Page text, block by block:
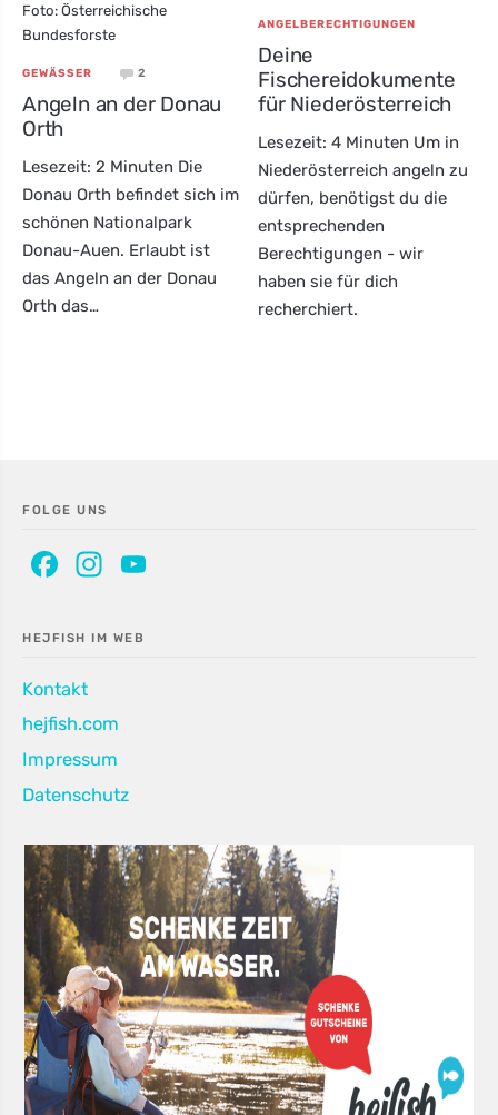
Foto: Österreichische
Bundesforste
GEWÄSSER 2
Angeln an der Donau
Orth
Lesezeit: 2 Minuten Die
Donau Orth befindet sich im
schönen Nationalpark
Donau-Auen. Erlaubt ist
das Angeln an der Donau
Orth das…
ANGELBERECHTIGUNGEN
Deine
Fischereidokumente
für Niederösterreich
Lesezeit: 4 Minuten Um in
Niederösterreich angeln zu
dürfen, benötigst du die
entsprechenden
Berechtigungen - wir
haben sie für dich
recherchiert.
FOLGE UNS
Facebook
Instagram
HEJFISH IM WEB
Kontakt
hejfish.com
Impressum
Datenschutz